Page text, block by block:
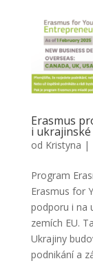
Erasmus
i
od Kristyna |
Program
Erasmus for
podporu i na
zemích EU.
Ukrajiny
podnikání a